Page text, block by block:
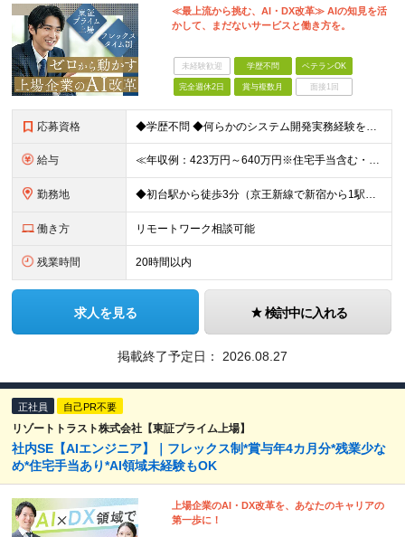
≪最上流から挑む、AI・DX改革≫ AIの知見を活
かして、まだないサービスと働き方を。
未経験歓迎 学歴不問 ベテランOK
完全週休2日 賞与複数月 面接1回
応募資格 ◆学歴不問 ◆何らかのシステム開発実務経験をお持ちの方 （目安2年以上／開発言語や担当工程は不問です） ※AI分野における開発業務の経験・知見をお持ちの方は歓迎いたします！ ＜このような方をお待ちし
給与 ≪年収例：423万円～640万円※住宅手当含む・残業代除く≫ ◆賞与年4カ月分支給 ※昨年度実績 ◆住宅手当・退職金制度・持株会など各種制度や手当が充実！ 月給24万800円～37万8,050円＋賞
勤務地 ◆初台駅から徒歩3分（京王新線で新宿から1駅！） ◆リモートワーク／フリーアドレス制度あり ◆出張転勤なし 【リゾートトラスト 東京本社】 東京都渋谷区代々木4-36-19 リゾートトラスト東京ビル
働き方 リモートワーク相談可能
残業時間 20時間以内
求人を見る 検討中に入れる
掲載終了予定日： 2026.08.27
正社員 自己PR不要
リゾートトラスト株式会社【東証プライム上場】
社内SE【AIエンジニア】｜フレックス制*賞与年4カ月分*残業少な
め*住宅手当あり*AI領域未経験もOK
上場企業のAI・DX改革を、あなたのキャリアの
第一歩に！